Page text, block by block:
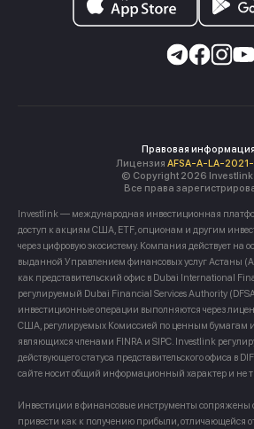
Правовая информация
Лицензия AFSA-A-LA-
© Copyright 2026 Investlink
Все права
Investlink — международная инвестиционная
доступ к акциям США, ETF, опционам и другим
через цифровую экосистему. Компания действует на
выданной Управлением финансовых услуг Астаны
как представительский офис в Dubai International
регулируемый Dubai Financial Services Authority
инвестиционные операции выполняются через
США, регулируемых Комиссией по ценным бумагам
являющихся членами FINRA и SIPC. Investlink
действующего статуса представительского офиса в
сайте носит общий информационный характер и не
Инвестиции в финансовые инструменты сопряжены
привести как к получению прибыли, отличающейся